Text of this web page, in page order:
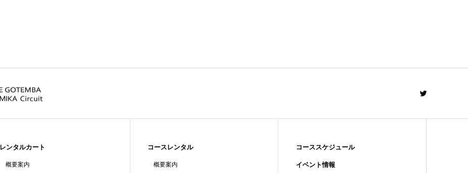
レンタルカート
概要案内
コースレンタル
概要案内
コーススケジュール
イベント情報